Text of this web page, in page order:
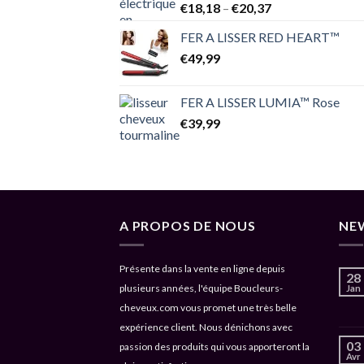
€18,18 – €20,37Price
€18,18
FER A LISSER RED HEART™
€49,99
FER A LISSER LUMIA™ Rose
€39,99
A PROPOS DE NOUS
Présente dans la vente en ligne depuis
plusieurs années, l'équipe Boucleurs-
cheveux.com vous promet une très belle
expérience client. Nous dénichons avec
passion des produits qui vous apporteront la
28
Jan
03
Avr